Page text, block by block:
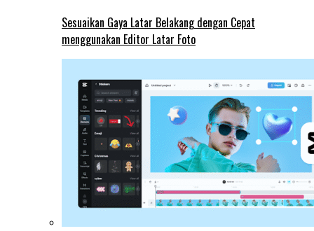
Sesuaikan Gaya Latar Belakang dengan Cepat
menggunakan Editor Latar Foto